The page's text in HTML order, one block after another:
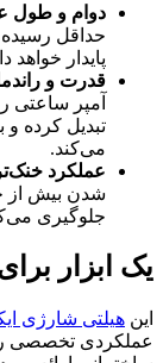
دوام و طول
حداقل
پایدار خواهد
قدرت و
آمپر ساعتی
تبدیل کرده و
می‌کند.
عملکرد خنک‌تر
شدن بیش از
جلوگیری
یک ابزار
این هیلتی شارژی
عملکردی تخصصی را